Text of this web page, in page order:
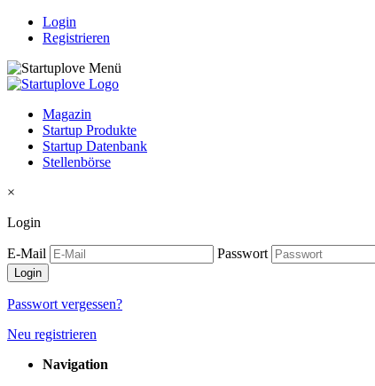
Login
Registrieren
Magazin
Startup Produkte
Startup Datenbank
Stellenbörse
×
Login
E-Mail Passwort
Passwort vergessen?
Neu registrieren
Navigation